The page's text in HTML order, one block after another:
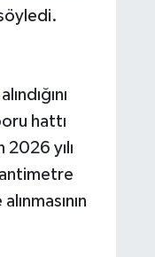
hattı
2026 yılı